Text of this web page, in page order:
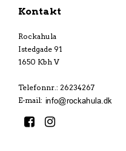
Kontakt
Rockahula
Istedgade 91
1650 Kbh V
Telefonnr.: 26234267
E-mail: